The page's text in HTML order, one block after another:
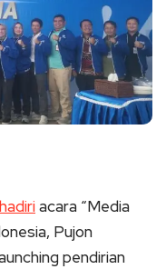
acara “Media
Pujon
pendirian